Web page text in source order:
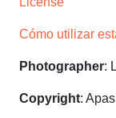
Cómo utilizar
Photographer:
Copyright: